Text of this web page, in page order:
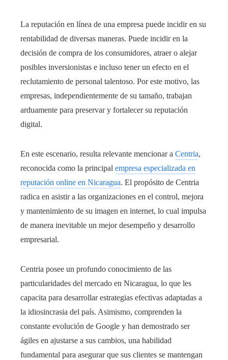
La reputación en línea de una empresa puede incidir en su
rentabilidad de diversas maneras. Puede incidir en la
decisión de compra de los consumidores, atraer o alejar
posibles inversionistas e incluso tener un efecto en el
reclutamiento de personal talentoso. Por este motivo, las
empresas, independientemente de su tamaño, trabajan
arduamente para preservar y fortalecer su reputación
digital.
En este escenario, resulta relevante mencionar a Centria,
reconocida como la principal empresa especializada en
reputación online en Nicaragua. El propósito de Centria
radica en asistir a las organizaciones en el control, mejora
y mantenimiento de su imagen en internet, lo cual impulsa
de manera inevitable un mejor desempeño y desarrollo
empresarial.
Centria posee un profundo conocimiento de las
particularidades del mercado en Nicaragua, lo que les
capacita para desarrollar estrategias efectivas adaptadas a
la idiosincrasia del país. Asimismo, comprenden la
constante evolución de Google y han demostrado ser
ágiles en ajustarse a sus cambios, una habilidad
fundamental para asegurar que sus clientes se mantengan